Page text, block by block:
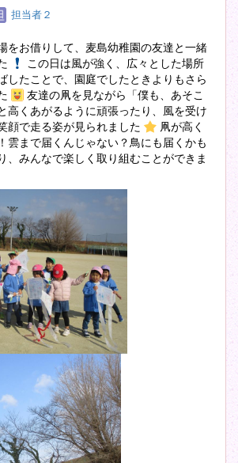
担当者２
をお借りして、麦島幼稚園の友達と一緒
この日は風が強く、広々とした場所
したことで、園庭でしたときよりもさら
友達の凧を見ながら「僕も、あそこ
高くあがるように頑張ったり、風を受け
顔で走る姿が見られました
凧が高く
雲まで届くんじゃない？鳥にも届くかも
、みんなで楽しく取り組むことができま